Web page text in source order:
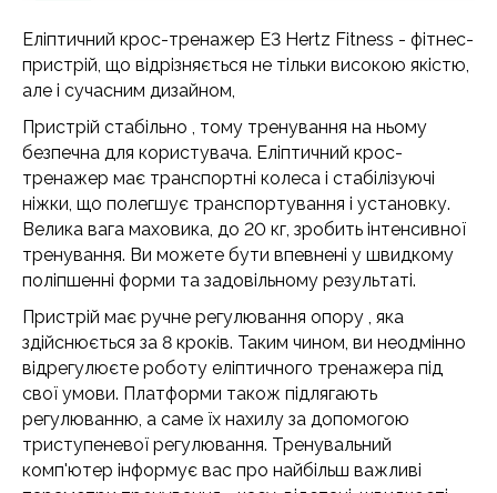
Еліптичний крос-тренажер E3 Hertz Fitness - фітнес-
пристрій, що відрізняється не тільки високою якістю,
але і сучасним дизайном,
Пристрій стабільно , тому тренування на ньому
безпечна для користувача. Еліптичний крос-
тренажер має транспортні колеса і стабілізуючі
ніжки, що полегшує транспортування і установку.
Велика вага маховика, до 20 кг, зробить інтенсивної
тренування. Ви можете бути впевнені у швидкому
поліпшенні форми та задовільному результаті.
Пристрій має ручне регулювання опору , яка
здійснюється за 8 кроків. Таким чином, ви неодмінно
відрегулюєте роботу еліптичного тренажера під
свої умови. Платформи також підлягають
регулюванню, а саме їх нахилу за допомогою
триступеневої регулювання. Тренувальний
комп'ютер інформує вас про найбільш важливі